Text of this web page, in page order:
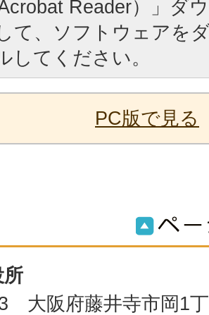
Reader）」ダ
て、ソフトウェアを
してください。
PC版で見る
大阪府藤井寺市岡1